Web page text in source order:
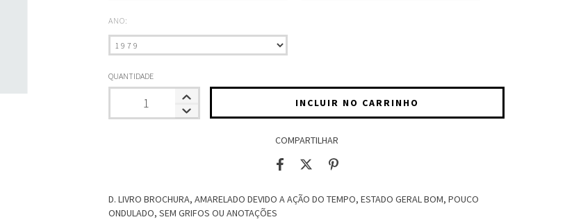
ANO:
QUANTIDADE
COMPARTILHAR
D. LIVRO BROCHURA, AMARELADO DEVIDO A AÇÃO DO TEMPO, ESTADO GERAL BOM, POUCO
ONDULADO, SEM GRIFOS OU ANOTAÇÕES